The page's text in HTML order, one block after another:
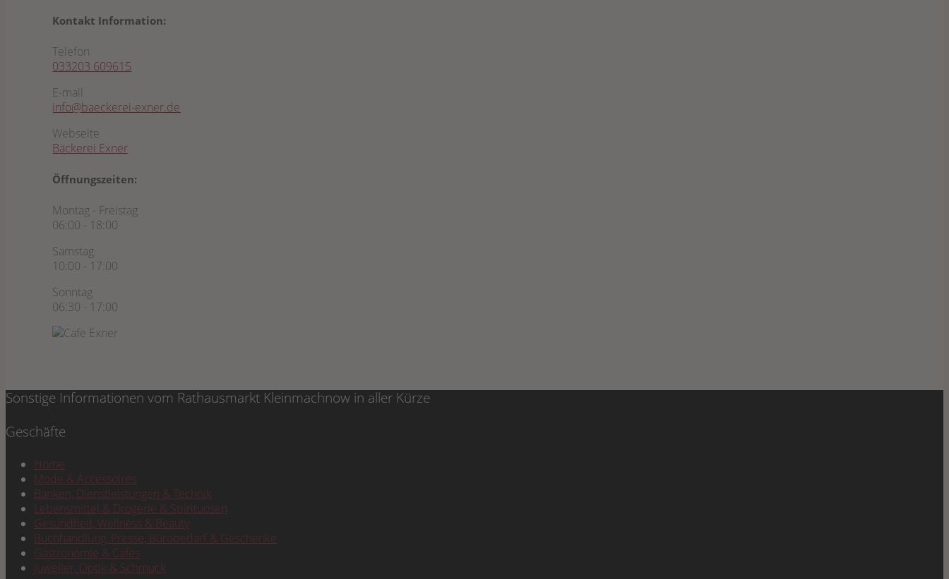
Kontakt Information:
Telefon
033203 609615
E-mail
info@baeckerei-exner.de
Webseite
Bäckerei Exner
Öffnungszeiten:
Montag - Freistag
06:00 - 18:00
Samstag
10:00 - 17:00
Sonntag
06:30 - 17:00
Sonstige Informationen vom Rathausmarkt Kleinmachnow in aller Kürze
Geschäf­te
Home
Mode & Accessoires
Ban­ken, Dienst­leis­tun­gen & Technik
Lebens­mit­tel & Dro­ge­rie & Spirituosen
Gesund­heit, Well­ness & Beauty
Buch­hand­lung, Pres­se, Büro­be­darf & Geschenke
Gas­tro­no­mie & Cafes
Juwe­lier, Optik & Schmuck